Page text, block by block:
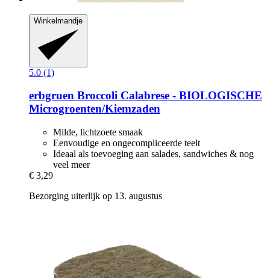
Winkelmandje
5.0 (1)
erbgruen Broccoli Calabrese -​ BIOLOGISCHE
Microgroenten/Kiemzaden
Milde, lichtzoete smaak
Eenvoudige en ongecompliceerde teelt
Ideaal als toevoeging aan salades, sandwiches & nog
veel meer
€ 3,29
Bezorging uiterlijk op 13. augustus